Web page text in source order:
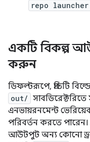
repo
একটি বিকল্প
করুন
ডিফল্টরূপে, প্রতিটি
out/
এনভায়রনমেন্ট
পরিবর্তন করতে
আউটপুট অন্য কোনো